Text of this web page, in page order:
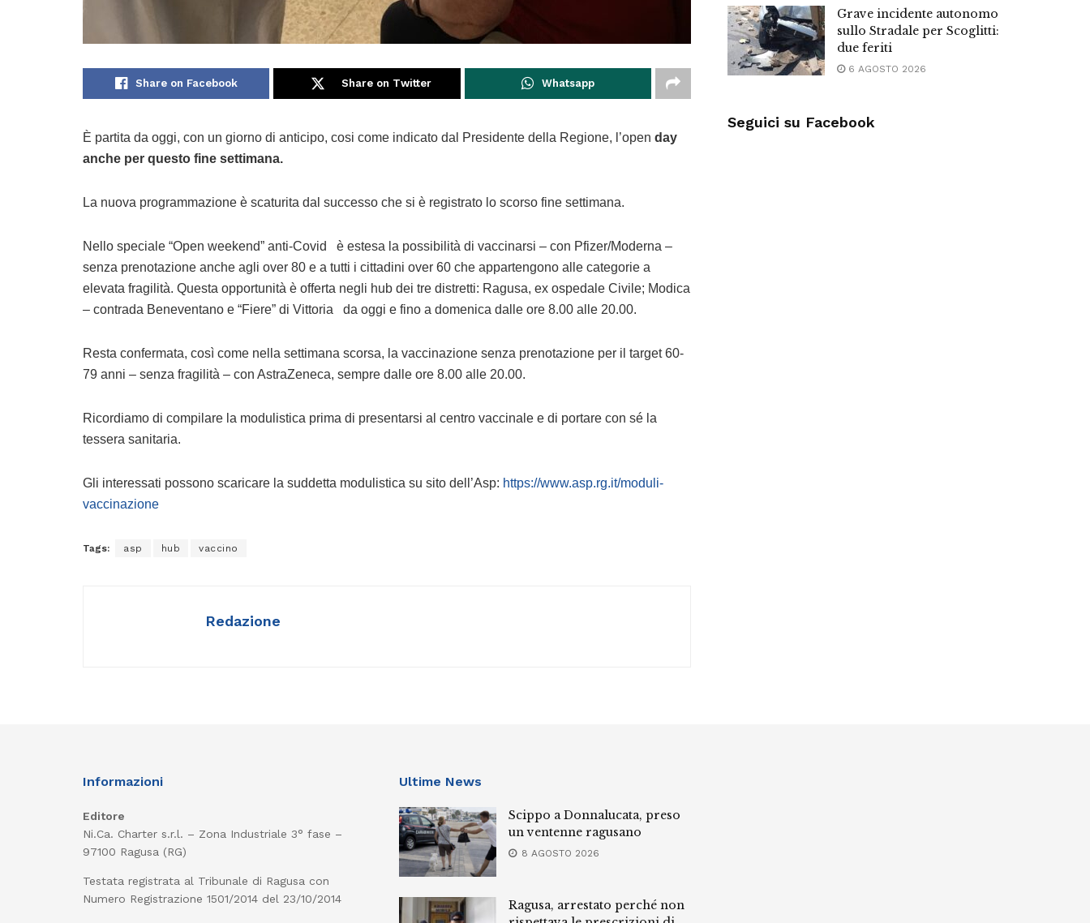
Share on Facebook Share on Twitter Whatsapp
È partita da oggi, con un giorno di anticipo, cosi come indicato dal Presidente della Regione, l’open day
anche per questo fine settimana.
La nuova programmazione è scaturita dal successo che si è registrato lo scorso fine settimana.
Nello speciale “Open weekend” anti-Covid è estesa la possibilità di vaccinarsi – con Pfizer/Moderna –
senza prenotazione anche agli over 80 e a tutti i cittadini over 60 che appartengono alle categorie a
elevata fragilità. Questa opportunità è offerta negli hub dei tre distretti: Ragusa, ex ospedale Civile; Modica
– contrada Beneventano e “Fiere” di Vittoria da oggi e fino a domenica dalle ore 8.00 alle 20.00.
Resta confermata, così come nella settimana scorsa, la vaccinazione senza prenotazione per il target 60-
79 anni – senza fragilità – con AstraZeneca, sempre dalle ore 8.00 alle 20.00.
Ricordiamo di compilare la modulistica prima di presentarsi al centro vaccinale e di portare con sé la
tessera sanitaria.
Gli interessati possono scaricare la suddetta modulistica su sito dell’Asp: https://www.asp.rg.it/moduli-
vaccinazione
Tags: asp hub vaccino
Redazione
Grave incidente autonomo
sullo Stradale per Scoglitti:
due feriti
6 AGOSTO 2026
Seguici su Facebook
Informazioni
Editore
Ni.Ca. Charter s.r.l. – Zona Industriale 3° fase –
97100 Ragusa (RG)
Testata registrata al Tribunale di Ragusa con
Numero Registrazione 1501/2014 del 23/10/2014
Ultime News
Scippo a Donnalucata, preso
un ventenne ragusano
8 AGOSTO 2026
Ragusa, arrestato perché non